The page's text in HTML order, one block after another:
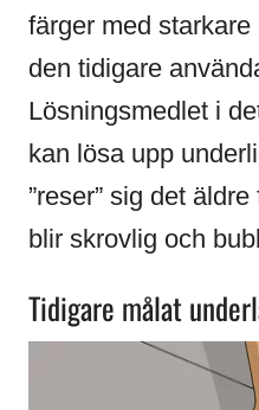
färger med
den tidigare
Lösningsmedlet i
kan lösa upp
”reser” sig det
blir skrovlig och
Tidigare målat